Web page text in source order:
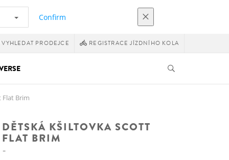
Confirm
VYHLEDAT PRODEJCE REGISTRACE JÍZDNÍHO KOLA
Flat Brim
DĚTSKÁ KŠILTOVKA SCOTT
FLAT BRIM